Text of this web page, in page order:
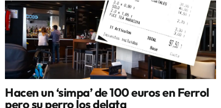
Hacen un ‘simpa’ de 100 euros en Ferrol
pero su perro los delata